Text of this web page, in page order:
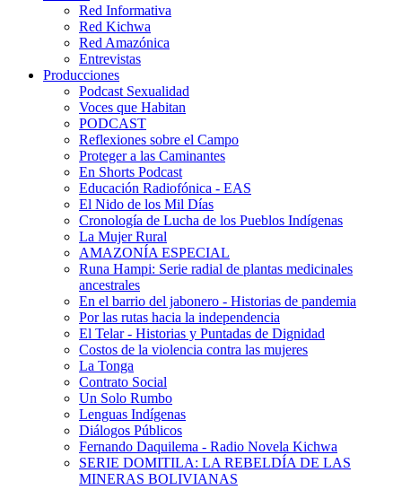
Red Informativa
Red Kichwa
Red Amazónica
Entrevistas
Producciones
Podcast Sexualidad
Voces que Habitan
PODCAST
Reflexiones sobre el Campo
Proteger a las Caminantes
En Shorts Podcast
Educación Radiofónica - EAS
El Nido de los Mil Días
Cronología de Lucha de los Pueblos Indígenas
La Mujer Rural
AMAZONÍA ESPECIAL
Runa Hampi: Serie radial de plantas medicinales
ancestrales
En el barrio del jabonero - Historias de pandemia
Por las rutas hacia la independencia
El Telar - Historias y Puntadas de Dignidad
Costos de la violencia contra las mujeres
La Tonga
Contrato Social
Un Solo Rumbo
Lenguas Indígenas
Diálogos Públicos
Fernando Daquilema - Radio Novela Kichwa
SERIE DOMITILA: LA REBELDÍA DE LAS
MINERAS BOLIVIANAS